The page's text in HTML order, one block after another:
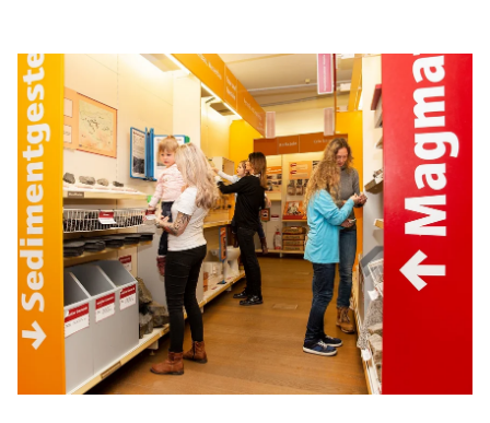
für
den
Betrieb
der
Seite
notwendig
sind
(funktionale
Cookies),
sowie
solche,
die
lediglich